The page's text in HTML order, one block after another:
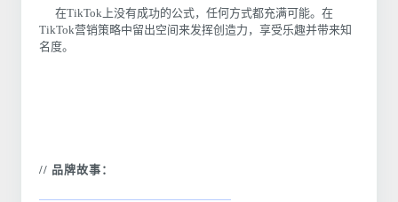
在TikTok上没有成功的公式，任何方式都充满可能。在
TikTok营销策略中留出空间来发挥创造力，享受乐趣并带来知
名度。
// 品牌故事：